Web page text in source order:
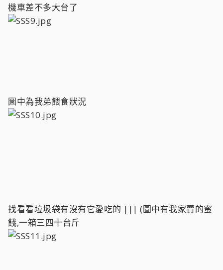
機車差不多大台了
圖中為我弟餵食狀況
找看看垃圾袋有沒有它愛吃的 ||| (圖中有我家賣的蜜
餞,一箱三四十台斤